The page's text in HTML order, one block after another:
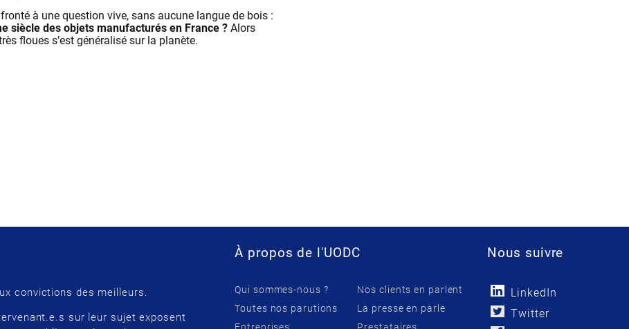
à une question vive, sans aucune langue de bois :
siècle des objets manufacturés en France ? Alors
floues s’est généralisé sur la planète.
convictions des meilleurs.
sur leur sujet exposent
À propos de l'UODC
Qui sommes-nous ?
Toutes nos parutions
Nos clients en parlent
La presse en parle
Nous suivre
LinkedIn
Twitter